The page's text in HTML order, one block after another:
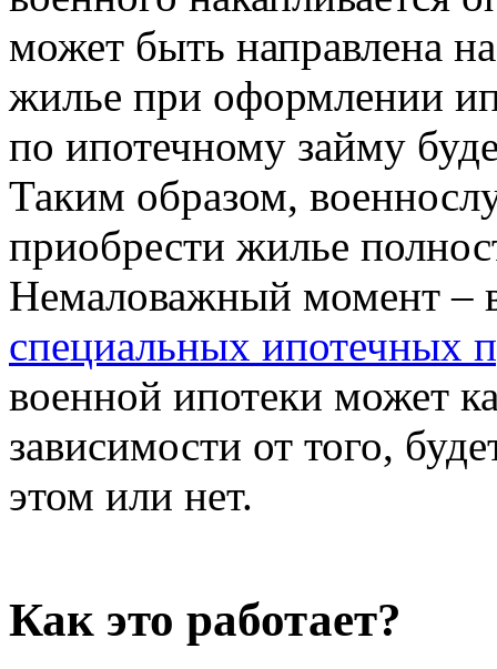
может быть направлена
жилье при оформлении
по ипотечному займу
Таким образом,
приобрести жилье
Немаловажный момент –
специальных ипотечных
военной ипотеки может
зависимости от того,
этом или нет.
Как это работает?